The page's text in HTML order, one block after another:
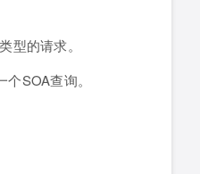
型的请求。
SOA查询。